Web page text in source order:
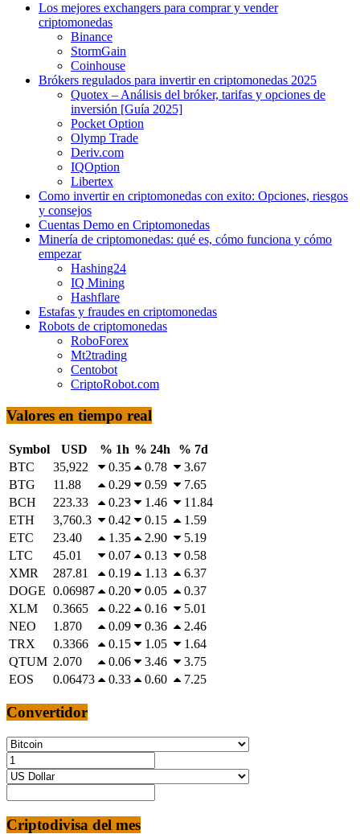
Los mejores exchangers para comprar y vender
criptomonedas
Binance
StormGain
Coinhouse
Brókers regulados para invertir en criptomonedas 2025
Quotex – Análisis del bróker, tarifas y opciones de
inversión [Guía 2025]
Pocket Option
Olymp Trade
Deriv.com
IQOption
Libertex
Como invertir en criptomonedas con exito: Opciones, riesgos
y consejos
Cuentas Demo en Criptomonedas
Minería de criptomonedas: qué es, cómo funciona y cómo
empezar
Hashing24
IQ Mining
Hashflare
Estafas y fraudes en criptomonedas
Robots de criptomonedas
RoboForex
Mt2trading
Centobot
CriptoRobot.com
Valores en tiempo real
Symbol USD % 1h % 24h
% 7d
BTC
35,922 0.35 0.78
3.67
BTG
11.88 0.29 0.59
7.65
BCH
223.33 0.23 1.46
11.84
ETH
3,760.3 0.42 0.15
1.59
ETC
23.40 1.35 2.90
5.19
LTC
45.01 0.07 0.13
0.58
XMR
287.81 0.19 1.13
6.37
DOGE 0.06987 0.20 0.05
0.37
XLM
0.3665 0.22 0.16
5.01
NEO
1.870 0.09 0.36
2.46
TRX
0.3366 0.15 1.05
1.64
QTUM 2.070 0.06 3.46
3.75
EOS
0.06473 0.33 0.60 7.25
Convertidor
Criptodivisa del mes